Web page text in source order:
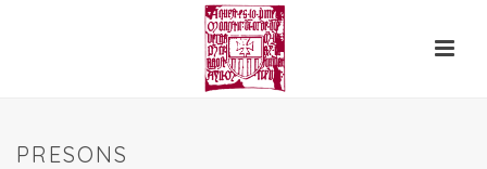
PRESONS